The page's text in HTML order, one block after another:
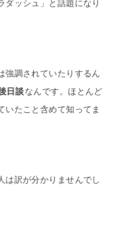
ダッシュ」と話題になり
強調されていたりするん
日談なんです。ほとんど
いたこと含めて知ってま
は訳が分かりませんでし